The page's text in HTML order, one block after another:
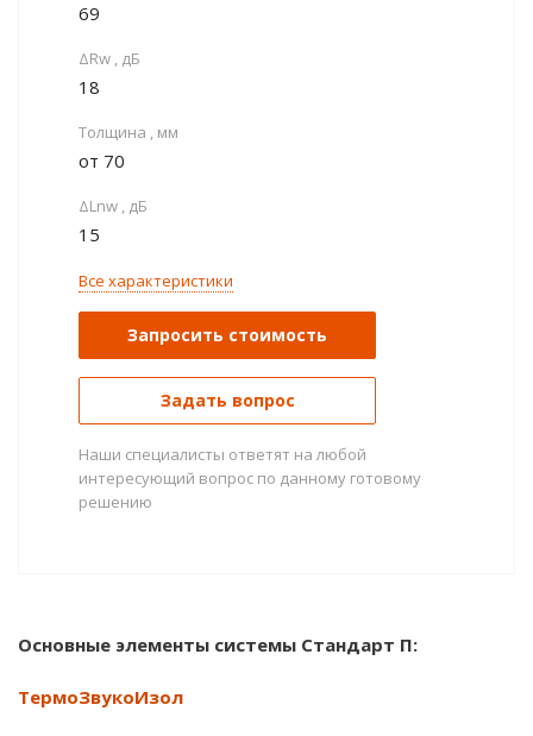
69
ΔRw , дБ
18
Толщина , мм
от 70
ΔLnw , дБ
15
Все характеристики
Запросить стоимость
Задать вопрос
Наши специалисты ответят на любой
интересующий вопрос по данному готовому
решению
Основные элементы системы Стандарт П:
ТермоЗвукоИзол